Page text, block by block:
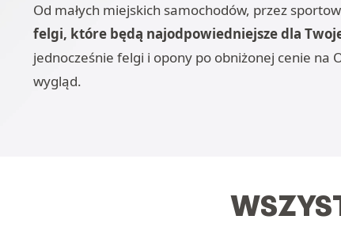
Od małych miejskich samochodów, przez
felgi, które będą najodpowiedniejsze dla
jednocześnie felgi i opony po obniżonej cenie
wygląd.